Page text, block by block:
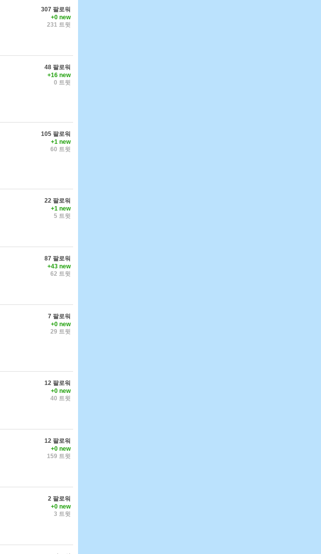
307 팔로워
+0 new
231 트윗
48 팔로워
+16 new
0 트윗
105 팔로워
+1 new
60 트윗
22 팔로워
+1 new
5 트윗
87 팔로워
+43 new
62 트윗
7 팔로워
+0 new
29 트윗
12 팔로워
+0 new
40 트윗
12 팔로워
+0 new
159 트윗
2 팔로워
+0 new
3 트윗